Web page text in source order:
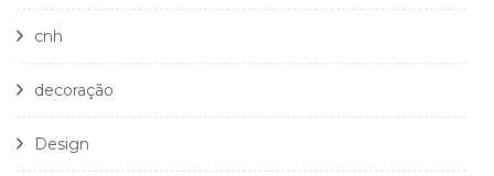
cnh
decoração
Design